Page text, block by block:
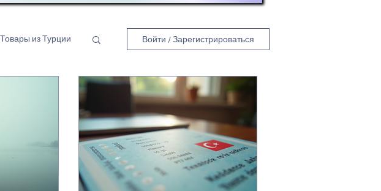
Товары из Турции Войти / Зарегистрироваться